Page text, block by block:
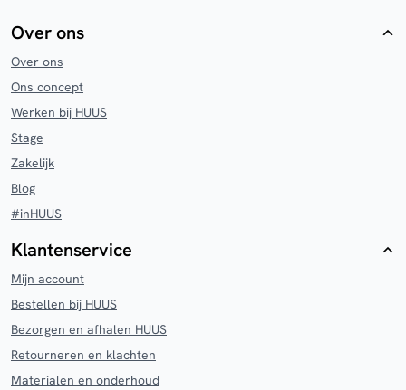
Over ons
Over ons
Ons concept
Werken bij HUUS
Stage
Zakelijk
Blog
#inHUUS
Klantenservice
Mijn account
Bestellen bij HUUS
Bezorgen en afhalen HUUS
Retourneren en klachten
Materialen en onderhoud